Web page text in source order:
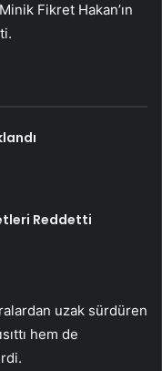
Fikret Hakan’ın
Reddetti
uzak sürdüren
hem de